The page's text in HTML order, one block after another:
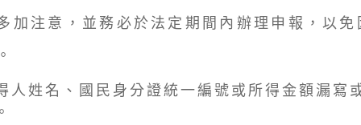
加注意，並務必於法定期間內辦理申報，以
人姓名、國民身分證統一編號或所得金額漏寫